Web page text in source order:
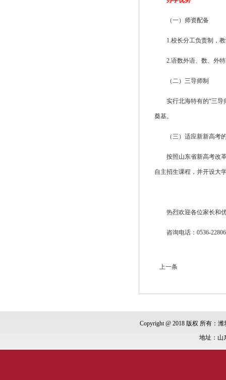
（一）师资配备
1.校长分工负责制，
2.语数外语、数、外
（二）三导师制
实行北海特有的“三
奠基。
（三）适应新新高考
按照山东省新高考改
自主招生课程，并开设大
热烈欢迎各位家长和
咨询电话：0536-
上一条
Copyright @ 2018 版权 所有：
地址：山